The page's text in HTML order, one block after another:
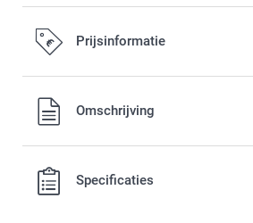
Prijsinformatie
Alle prijzen zijn in EURO (€) inclusief
verzendkosten.Omschrijving
Specificaties